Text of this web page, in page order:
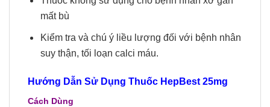
mất bù
Kiểm tra và chú ý liều lượng đối với bệnh nhân
suy thận, tối loạn calci máu.
Hướng Dẫn Sử Dụng Thuốc HepBest 25mg
Cách Dùng